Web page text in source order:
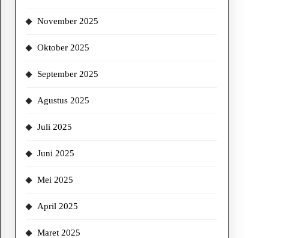
November 2025
Oktober 2025
September 2025
Agustus 2025
Juli 2025
Juni 2025
Mei 2025
April 2025
Maret 2025